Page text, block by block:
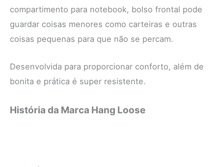
compartimento para notebook, bolso frontal pode
guardar coisas menores como carteiras e outras
coisas pequenas para que não se percam.
Desenvolvida para proporcionar conforto, além de
bonita e prática é super resistente.
História da Marca Hang Loose